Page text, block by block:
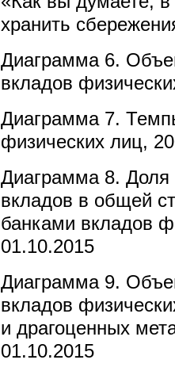
хранить
Диаграмма 6.
вкладов
Диаграмма 7.
физических лиц,
Диаграмма 8. Доля
вкладов в общей
банками вкладов
01.10.2015
Диаграмма 9.
вкладов
и драгоценных
01.10.2015